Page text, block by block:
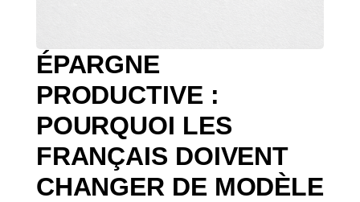
ÉPARGNE
PRODUCTIVE :
POURQUOI LES
FRANÇAIS DOIVENT
CHANGER DE MODÈLE